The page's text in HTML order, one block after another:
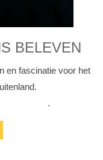
BELEVEN
en fascinatie voor het
en buitenland.